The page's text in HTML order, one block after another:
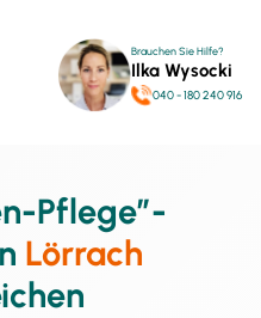
Brauchen Sie Hilfe?
Ilka Wysocki
040 - 180 240 916
Pflege”-
Lörrach